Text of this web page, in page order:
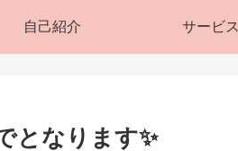
自己紹介 サービス
となります✨